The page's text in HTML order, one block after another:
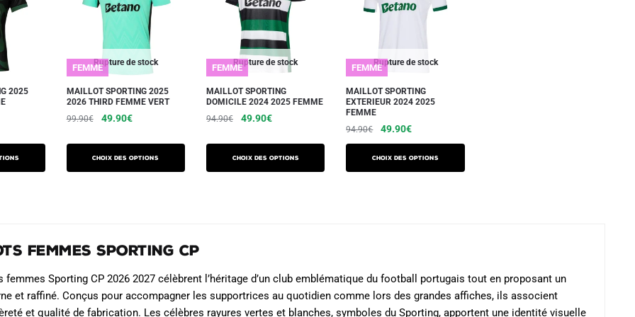
options
peuvent
choisies
sur
la
page
du
produit
options
peuvent
choisies
sur
la
page
produit
options
choisies
sur
la
page
du
produit
2025
:
Rupture de stock
FEMME
MAILLOT SPORTING 2025
2026 THIRD FEMME VERT
99.90€
Le
était :
49.90€Le
est :
Choix des options
Ce
produit
options
être
choisies
Rupture de stock
FEMME
MAILLOT SPORTING
DOMICILE 2024 2025 FEMME
94.90€
Le
était :
49.90€Le
est :
Choix des options
Ce
produit
être
choisies
Rupture de stock
FEMME
MAILLOT SPORTING
EXTERIEUR 2024 2025
FEMME
94.90€
Le
prix
initial
était :
49.90€Le
prix
actuel
est :
Choix des options
produit
peuvent
être
choisies
Femmes Sporting CP
femmes Sporting CP 2026 2027 célèbrent l’héritage d’un club emblématique du football portugais tout en proposant un
et raffiné. Conçus pour accompagner les supportrices au quotidien comme lors des grandes affiches, ils associent
et qualité de fabrication. Les célèbres rayures vertes et blanches, symboles du Sporting, apportent une identité visuelle